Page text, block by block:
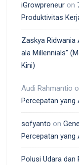
iGrowpreneur on
Produktivitas
Zaskya Ridwania
ala Millennials”
Kini)
Audi Rahmantio
Percepatan yang
sofyanto on
Percepatan yang
Polusi Udara dan